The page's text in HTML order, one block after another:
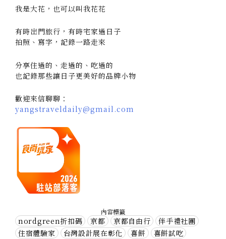
我是大花，也可以叫我花花
有時出門旅行，有時宅家過日子
拍照、寫字，記錄一路走來
分享住過的、走過的、吃過的
也記錄那些讓日子更美好的品牌小物
歡迎來信聊聊：
yangstraveldaily@gmail.com
內容標籤
nordgreen折扣碼 京都 京都自由行
伴手禮社團
住宿體驗家
台灣設計展在彰化 喜餅
喜餅試吃